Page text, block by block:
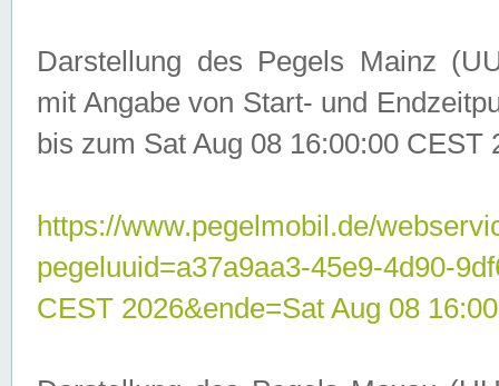
Darstellung des Pegels Mainz
mit Angabe von Start- und
bis zum Sat Aug 08 16:00:00 CEST
https://www.pegelmobil.de/
pegeluuid=a37a9aa3-45e9-4d90-
CEST 2026&ende=Sat Aug 08